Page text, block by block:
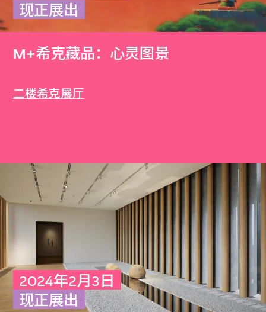
现正展出
M+希克藏品：心灵图景
二楼希克展厅
2024年2月3日
现正展出